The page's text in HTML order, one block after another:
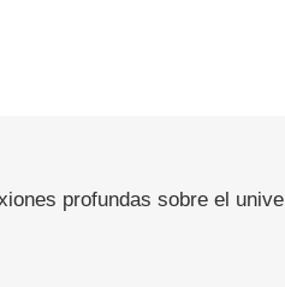
profundas sobre el